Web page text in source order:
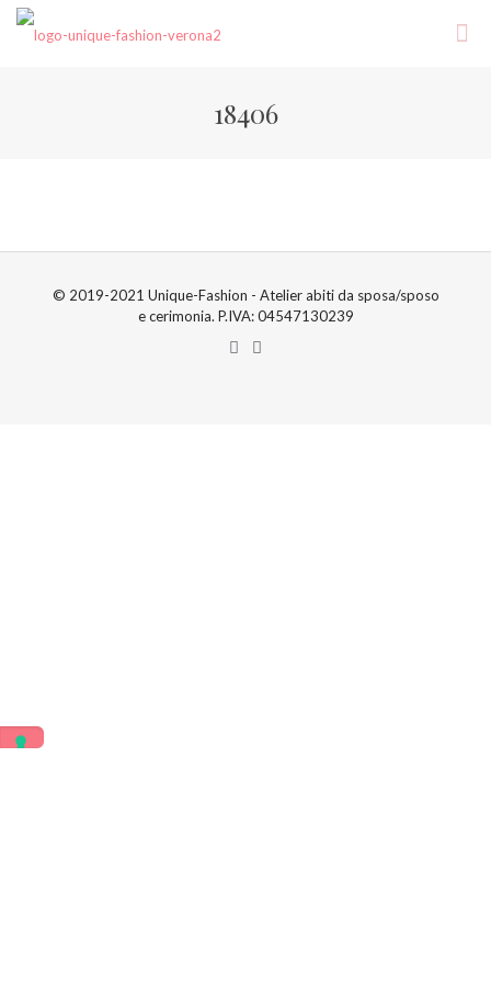
18406
© 2019-2021 Unique-Fashion - Atelier abiti da sposa/sposo
e cerimonia. P.IVA: 04547130239